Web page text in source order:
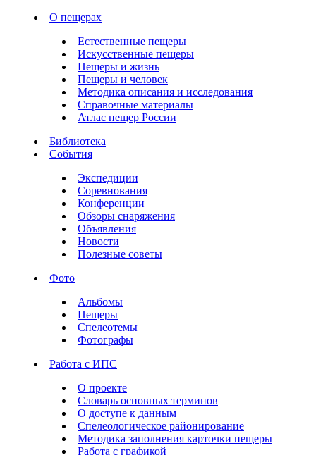
О пещерах
Естественные пещеры
Искусственные пещеры
Пещеры и жизнь
Пещеры и человек
Методика описания и исследования
Справочные материалы
Атлас пещер России
Библиотека
События
Экспедиции
Соревнования
Конференции
Обзоры снаряжения
Объявления
Новости
Полезные советы
Фото
Альбомы
Пещеры
Спелеотемы
Фотографы
Работа с ИПС
О проекте
Словарь основных терминов
О доступе к данным
Спелеологическое районирование
Методика заполнения карточки пещеры
Работа с графикой